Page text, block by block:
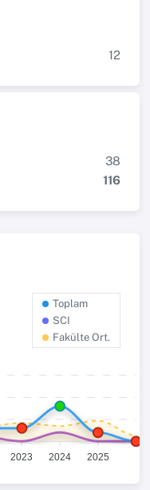
12
38
116
Toplam
SCI
Fakülte Ort.
2023 2024 2025